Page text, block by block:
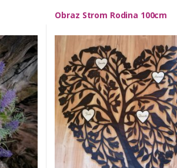
Obraz Strom Rodina 100cm